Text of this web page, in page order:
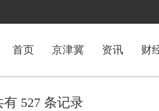
首页 京津冀 资讯 财
527 条记录